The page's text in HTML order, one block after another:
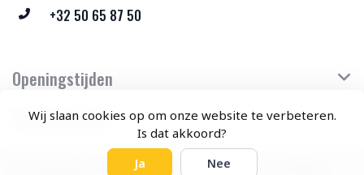
Wij slaan cookies op om onze website te verbeteren.
Is dat akkoord?
Ja Nee
+32 50 65 87 50
Openingstijden
Klantenservice
© Copyright 2026 Feeërieke - Theme by